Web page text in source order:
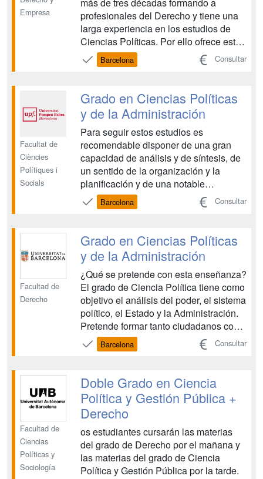
Empresa
profesionales del Derecho y tiene una
larga experiencia en los estudios de
Ciencias Políticas. Por ello ofrece esta
doble titulación con el objetivo de
formar a futuros profesionales del
profundo conocimiento del ámbito de la
Ciencia Política, tanto de...
Barcelona Consultar
Facultat de
Ciències
Polítiques i
Socials
Grado en Ciencias Políticas
y de la Administración
Para seguir estos estudios es
recomendable disponer de una gran
capacidad de análisis y de síntesis, de
un sentido de la organización y la
planificación y de una notable
capacidad de comunicación oral y
escrita, tanto en la lengua propia como,
Es importante tener una buena
predisposición para trabajar en
equipo...
Barcelona Consultar
Facultad de
Derecho
Grado en Ciencias Políticas
y de la Administración
¿Qué se pretende con esta enseñanza?
El grado de Ciencia Política tiene como
objetivo el análisis del poder, el sistema
político, el Estado y la Administración.
Pretende formar tanto ciudadanos como
profesionales en el abanico de
actividades relacionadas con el mundo
apoyo a la actividad y decisión políti...
Barcelona Consultar
Facultad de
Ciencias
Políticas y
Sociología
Doble Grado en Ciencia
Política y Gestión Pública +
Derecho
os estudiantes cursarán las materias
del grado de Derecho por el mañana y
las materias del grado de Ciencia
Política y Gestión Pública por la tarde.